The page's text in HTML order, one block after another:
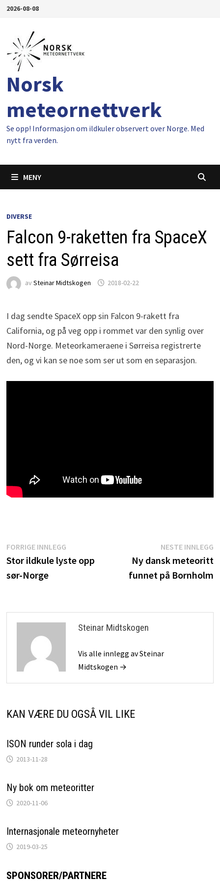
Gå2026-08-08
Norsk
meteornettverk
Se opp! Informasjon om ildkuler observert over Norge. Med
nytt fra verden.
MENY
DIVERSE
Falcon 9-raketten fra SpaceX
sett fra Sørreisa
av Steinar Midtskogen 2018-02-22
I dag sendte SpaceX opp sin Falcon 9-rakett fra
California, og på veg opp i rommet var den synlig over
Nord-Norge. Meteorkameraene i Sørreisa registrerte
den, og vi kan se noe som ser ut som en separasjon.
Innleggsnavigasjon
FORRIGE INNLEGGForrige
innlegg:
Stor ildkule lyste opp
sør-Norge
NESTE INNLEGG
Ny dansk meteoritt
funnet på Bornholm
Steinar Midtskogen
Vis alle innlegg av Steinar
Midtskogen →
KAN VÆRE DU OGSÅ VIL LIKE
ISON runder sola i dag
2013-11-28
Ny bok om meteoritter
2020-11-06
Internasjonale meteornyheter
2019-03-25
SPONSORER/PARTNERE